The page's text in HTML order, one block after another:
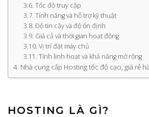
Tốc độ truy cập
Tính năng và hỗ trợ kỹ thuật
Độ tin cậy và độ ổn định
Giá cả và thời gian hoạt động
Vị trí đặt máy chủ
Tính linh hoạt và khả năng mở rộng
Nhà cung cấp Hosting tốc độ cao, giá rẻ
HOSTING LÀ GÌ?